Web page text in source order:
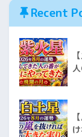
Recent